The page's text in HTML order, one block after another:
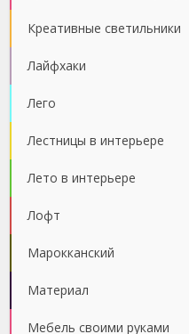
Креативные светильники
Лайфхаки
Лего
Лестницы в интерьере
Лето в интерьере
Лофт
Марокканский
Материал
Мебель своими руками